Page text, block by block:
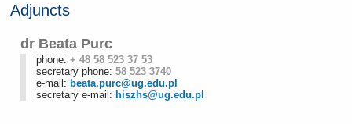
Adjuncts
dr Beata Purc
phone: + 48 58 523 37 53
secretary phone: 58 523 3740
e-mail: beata.purc@ug.edu.pl
secretary e-mail: hiszhs@ug.edu.pl